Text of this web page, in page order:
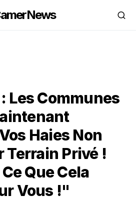
Les Communes
Haies Non
Terrain Privé !
Que Cela
Vous !"